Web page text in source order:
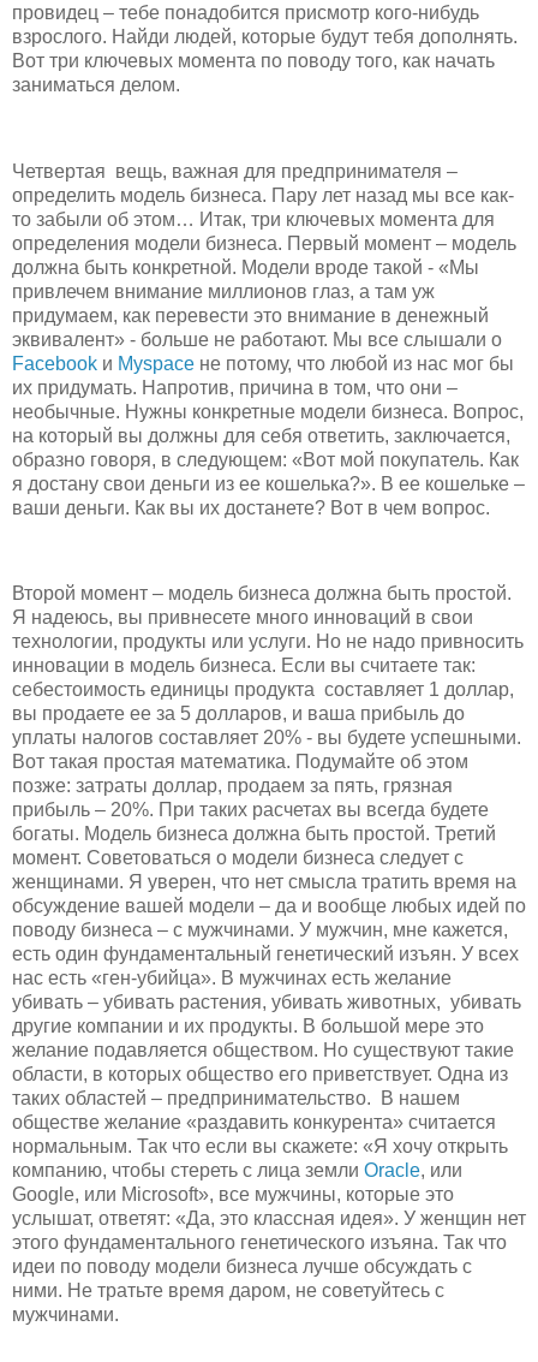
провидец – тебе понадобится присмотр кого-нибудь
взрослого. Найди людей, которые будут тебя дополнять.
Вот три ключевых момента по поводу того, как начать
заниматься делом.
Четвертая вещь, важная для предпринимателя –
определить модель бизнеса. Пару лет назад мы все как-
то забыли об этом… Итак, три ключевых момента для
определения модели бизнеса. Первый момент – модель
должна быть конкретной. Модели вроде такой - «Мы
привлечем внимание миллионов глаз, а там уж
придумаем, как перевести это внимание в денежный
эквивалент» - больше не работают. Мы все слышали о
Facebook и Myspace не потому, что любой из нас мог бы
их придумать. Напротив, причина в том, что они –
необычные. Нужны конкретные модели бизнеса. Вопрос,
на который вы должны для себя ответить, заключается,
образно говоря, в следующем: «Вот мой покупатель. Как
я достану свои деньги из ее кошелька?». В ее кошельке –
ваши деньги. Как вы их достанете? Вот в чем вопрос.
Второй момент – модель бизнеса должна быть простой.
Я надеюсь, вы привнесете много инноваций в свои
технологии, продукты или услуги. Но не надо привносить
инновации в модель бизнеса. Если вы считаете так:
себестоимость единицы продукта составляет 1 доллар,
вы продаете ее за 5 долларов, и ваша прибыль до
уплаты налогов составляет 20% - вы будете успешными.
Вот такая простая математика. Подумайте об этом
позже: затраты доллар, продаем за пять, грязная
прибыль – 20%. При таких расчетах вы всегда будете
богаты. Модель бизнеса должна быть простой. Третий
момент. Советоваться о модели бизнеса следует с
женщинами. Я уверен, что нет смысла тратить время на
обсуждение вашей модели – да и вообще любых идей по
поводу бизнеса – с мужчинами. У мужчин, мне кажется,
есть один фундаментальный генетический изъян. У всех
нас есть «ген-убийца». В мужчинах есть желание
убивать – убивать растения, убивать животных, убивать
другие компании и их продукты. В большой мере это
желание подавляется обществом. Но существуют такие
области, в которых общество его приветствует. Одна из
таких областей – предпринимательство. В нашем
обществе желание «раздавить конкурента» считается
нормальным. Так что если вы скажете: «Я хочу открыть
компанию, чтобы стереть с лица земли Oracle, или
Google, или Microsoft», все мужчины, которые это
услышат, ответят: «Да, это классная идея». У женщин нет
этого фундаментального генетического изъяна. Так что
идеи по поводу модели бизнеса лучше обсуждать с
ними. Не тратьте время даром, не советуйтесь с
мужчинами.